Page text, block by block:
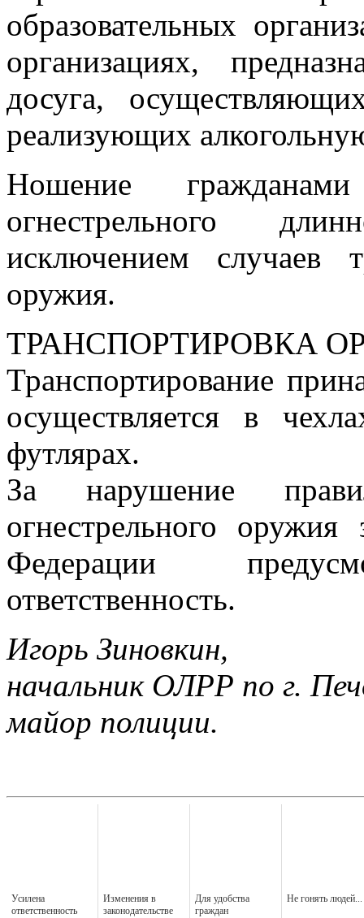
образовательных
организациях,
досуга,
реализующих
Ношение
огнестрельного
исключением случаев
оружия.
ТРАНСПОРТИРОВКА
Транспортирование
осуществляется в
футлярах.
За нарушение
огнестрельного оружия
Федерации
ответственность.
Игорь Зиновкин,
начальник ОЛРР по г.
майор полиции.
Усилена
ответственность
Изменения в
законодательстве
Для удобства
граждан
Не гонять людей...